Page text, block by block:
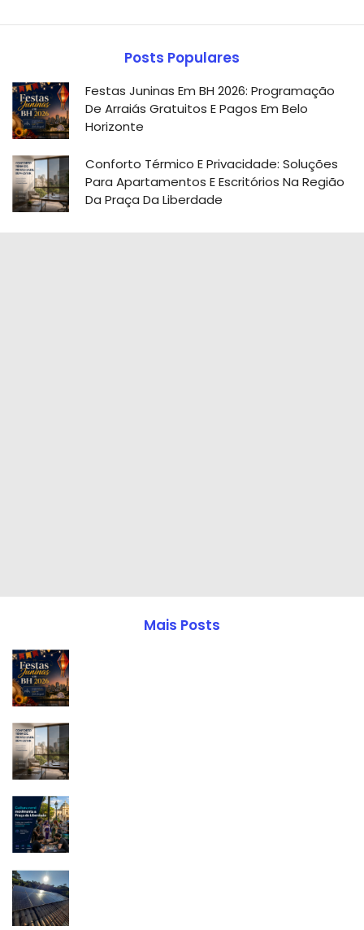
Posts Populares
Festas Juninas Em BH 2026: Programação
De Arraiás Gratuitos E Pagos Em Belo
Horizonte
Conforto Térmico E Privacidade: Soluções
Para Apartamentos E Escritórios Na Região
Da Praça Da Liberdade
Mais Posts